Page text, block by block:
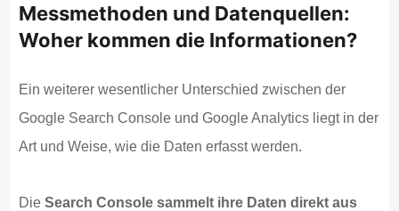
Messmethoden und Datenquellen:
Woher kommen die Informationen?
Ein weiterer wesentlicher Unterschied zwischen der
Google Search Console und Google Analytics liegt in der
Art und Weise, wie die Daten erfasst werden.
DieSearch Console sammelt ihre Daten direkt aus